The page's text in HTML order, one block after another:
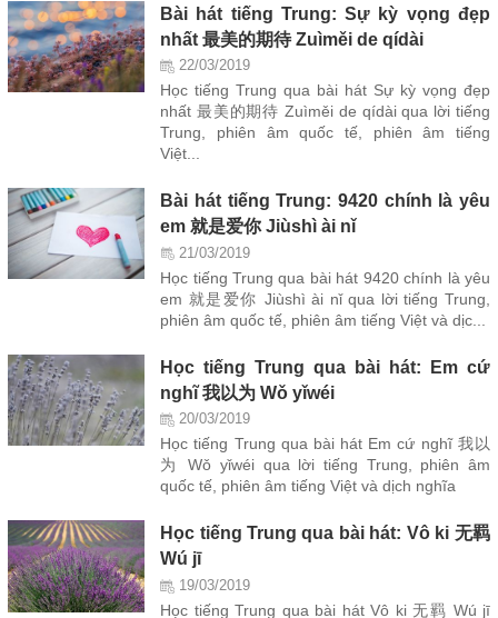
Bài hát tiếng Trung: Sự kỳ vọng đẹp
nhất 最美的期待 Zuìměi de qídài
22/03/2019
Học tiếng Trung qua bài hát Sự kỳ vọng đẹp
nhất 最美的期待 Zuìměi de qídài qua lời tiếng
Trung, phiên âm quốc tế, phiên âm tiếng
Việt...
Bài hát tiếng Trung: 9420 chính là yêu
em 就是爱你 Jiùshì ài nǐ
21/03/2019
Học tiếng Trung qua bài hát 9420 chính là yêu
em 就是爱你 Jiùshì ài nǐ qua lời tiếng Trung,
phiên âm quốc tế, phiên âm tiếng Việt và dịc...
Học tiếng Trung qua bài hát: Em cứ
nghĩ 我以为 Wǒ yǐwéi
20/03/2019
Học tiếng Trung qua bài hát Em cứ nghĩ 我以
为 Wǒ yǐwéi qua lời tiếng Trung, phiên âm
quốc tế, phiên âm tiếng Việt và dịch nghĩa
Học tiếng Trung qua bài hát: Vô ki 无羁
Wú jī
19/03/2019
Học tiếng Trung qua bài hát Vô ki 无羁 Wú jī